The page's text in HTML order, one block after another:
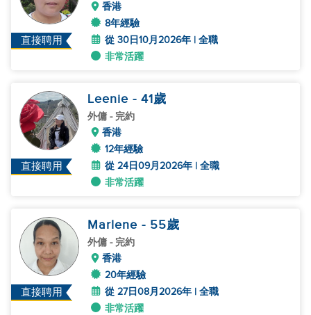
直接聘用
香港
8年經驗
從 30日10月2026年 | 全職
非常活躍
直接聘用
Leenie - 41歲
外傭 - 完約
香港
12年經驗
從 24日09月2026年 | 全職
非常活躍
直接聘用
Marlene - 55歲
外傭 - 完約
香港
20年經驗
從 27日08月2026年 | 全職
非常活躍